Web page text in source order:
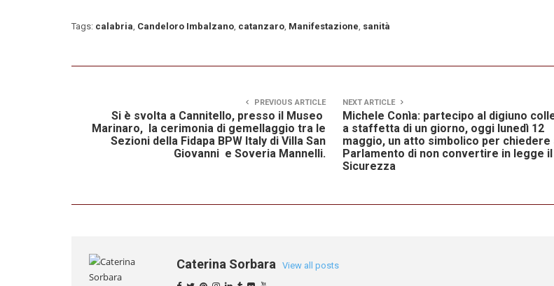
Tags: calabria, Candeloro Imbalzano, catanzaro, Manifestazione, sanità
PREVIOUS ARTICLE
Si è svolta a Cannitello, presso il Museo
Marinaro, la cerimonia di gemellaggio tra le
Sezioni della Fidapa BPW Italy di Villa San
Giovanni e Soveria Mannelli.
NEXT ARTICLE
Michele Conìa: partecipo al digiuno
a staffetta di un giorno, oggi lunedì 12
maggio, un atto simbolico per chiedere
Parlamento di non convertire in legge il
Sicurezza
Caterina Sorbara View all posts